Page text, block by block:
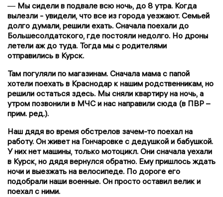
— Мы сидели в подвале всю ночь, до 8 утра. Когда
вылезли - увидели, что все из города уезжают. Семьей
долго думали, решили ехать. Сначала поехали до
Большесолдатского, где постояли недолго. Но дроны
летели аж до туда. Тогда мы с родителями
отправились в Курск.
Там погуляли по магазинам. Сначала мама с папой
хотели поехать в Краснодар к нашим родственникам, но
решили остаться здесь. Мы сняли квартиру на ночь, а
утром позвонили в МЧС и нас направили сюда (в ПВР –
прим. ред.).
Наш дядя во время обстрелов зачем-то поехал на
работу. Он живет на Гончаровке с дедушкой и бабушкой.
У них нет машины, только мотоцикл. Они сначала уехали
в Курск, но дядя вернулся обратно. Ему пришлось ждать
ночи и выезжать на велосипеде. По дороге его
подобрали наши военные. Он просто оставил велик и
поехал с ними.